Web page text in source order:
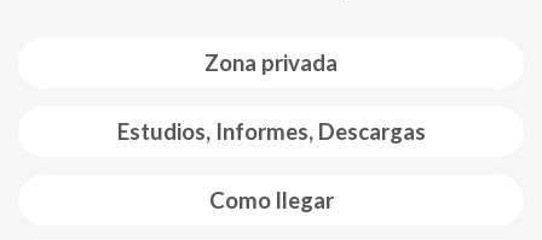
Zona privada
Estudios, Informes, Descargas
Como llegar